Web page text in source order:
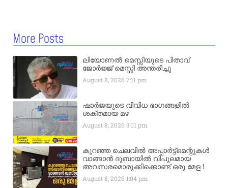
More Posts
ലിയോണൽ മെസ്സിയുടെ പിതാവ്
ജോർജ്ജ് മെസ്സി അന്തരിച്ചു
August 8, 20267:11 pm
ഷാർജയുടെ വിവിധ ഭാഗങ്ങളിൽ
ശക്തമായ മഴ
August 8, 20263:01 pm
കുറഞ്ഞ ചെലവിൽ അപ്പാർട്ട്മെന്റുകൾ
വാങ്ങാൻ ദുബായിൽ വിപുലമായ
അവസരമൊരുക്കിക്കൊണ്ട് ഒരു മേള !
August 8, 2026 1:04 pm